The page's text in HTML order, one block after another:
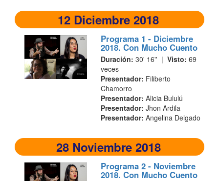
12 Diciembre 2018
Programa 1 - Diciembre
2018. Con Mucho Cuento
Duración: 30' 16'' | Visto: 69
veces
Presentador: Filiberto
Chamorro
Presentador: Alicia Bululú
Presentador: Jhon Ardila
Presentador: Angelina Delgado
28 Noviembre 2018
Programa 2 - Noviembre
2018. Con Mucho Cuento